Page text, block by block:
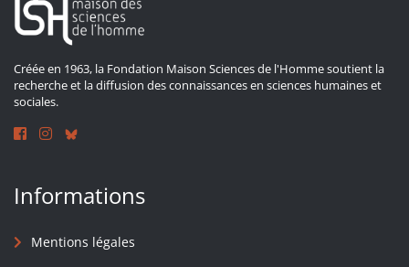
Créée en 1963, la Fondation Maison Sciences de l'Homme soutient la
recherche et la diffusion des connaissances en sciences humaines et
sociales.
Informations
Mentions légales